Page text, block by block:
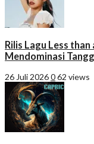
Rilis Lagu Less
Mendominasi
26 Juli 2026062 views